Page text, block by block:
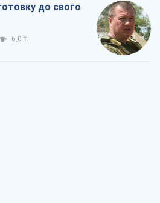
до свого
6,0 т.